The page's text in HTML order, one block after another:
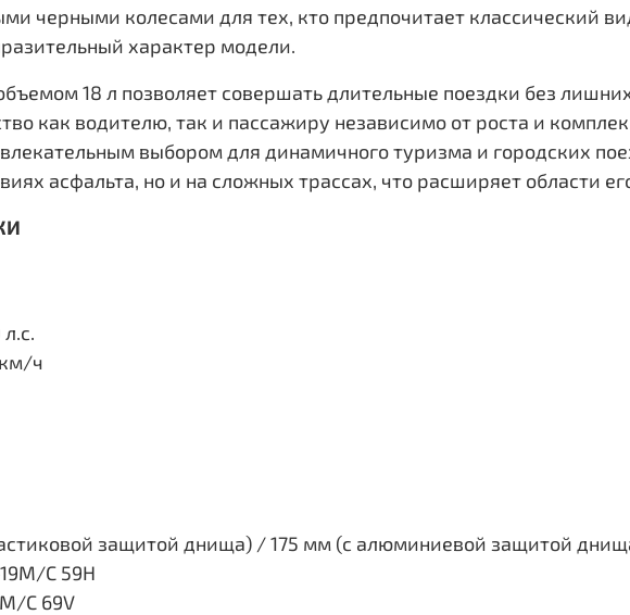
черными колесами для тех, кто предпочитает классический
характер модели.
18 л позволяет совершать длительные поездки без
как водителю, так и пассажиру независимо от роста и
выбором для динамичного туризма и городских
асфальта, но и на сложных трассах, что расширяет области
ч
защитой днища) / 175 мм (с алюминиевой защитой
C 59H
C 69V